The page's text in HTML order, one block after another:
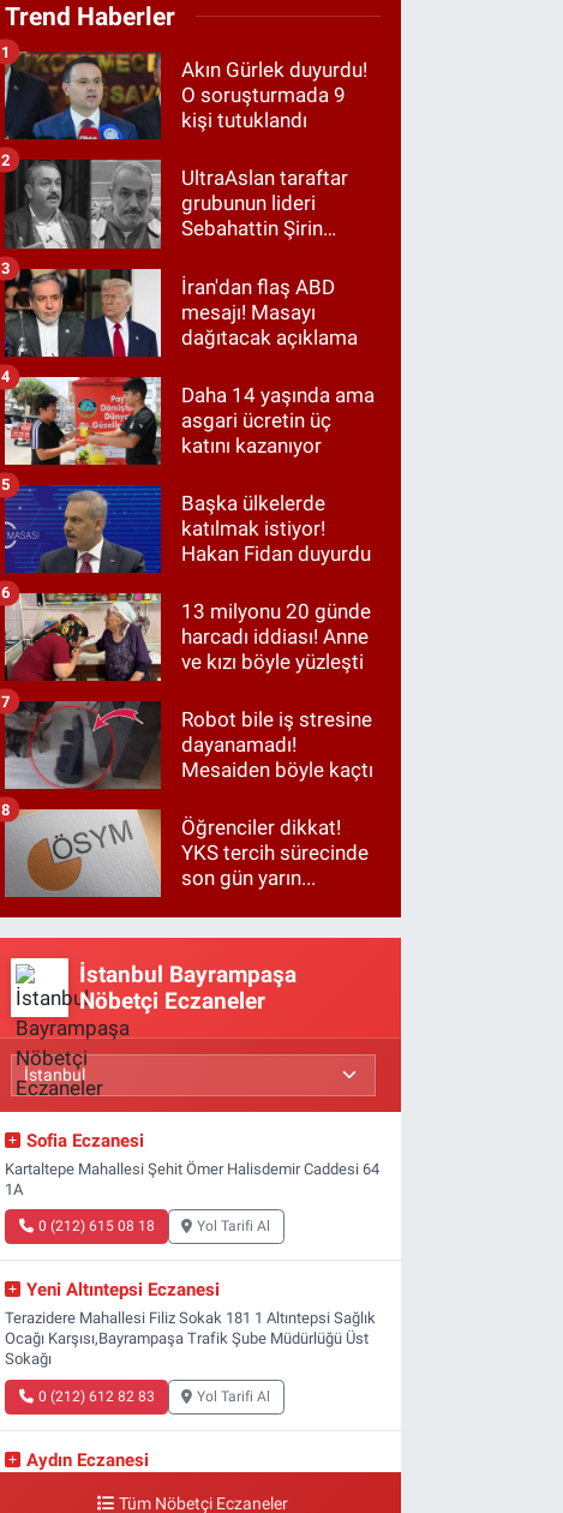
Trend Haberler
Akın Gürlek duyurdu!
O soruşturmada 9
kişi tutuklandı
1
UltraAslan taraftar
grubunun lideri
Sebahattin Şirin
2
İran'dan flaş ABD
mesajı! Masayı
dağıtacak açıklama
3
Daha 14 yaşında ama
asgari ücretin üç
katını kazanıyor
4
Başka ülkelerde
katılmak istiyor!
Hakan Fidan duyurdu
5
13 milyonu 20 günde
harcadı iddiası! Anne
ve kızı böyle yüzleşti
6
Robot bile iş stresine
dayanamadı!
Mesaiden böyle kaçtı
7
Öğrenciler dikkat!
YKS tercih sürecinde
son gün yarın...
8
İstanbul Bayrampaşa
Nöbetçi Eczaneler
Sofia Eczanesi
Kartaltepe Mahallesi Şehit Ömer Halisdemir Caddesi 64
1A
0 (212) 615 08 18 Yol Tarifi Al
Yeni Altıntepsi Eczanesi
Terazidere Mahallesi Filiz Sokak 181 1 Altıntepsi Sağlık
Ocağı Karşısı,Bayrampaşa Trafik Şube Müdürlüğü Üst
Sokağı
0 (212) 612 82 83 Yol Tarifi Al
Aydın Eczanesi
Tüm Nöbetçi Eczaneler